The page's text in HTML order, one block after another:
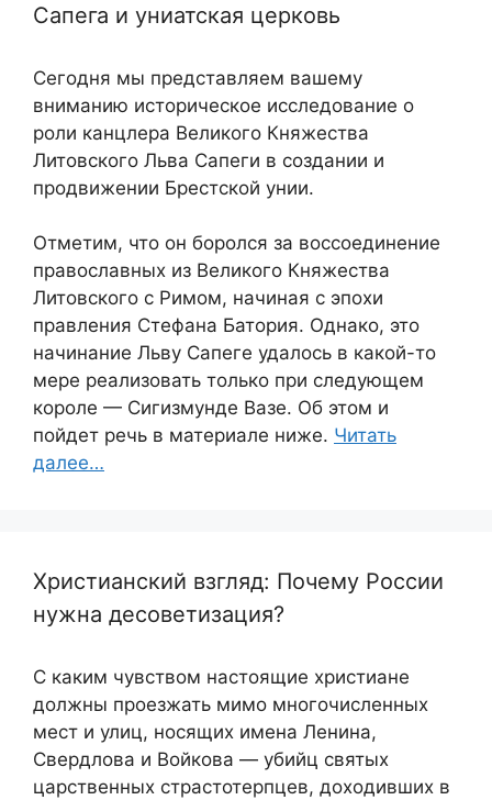
Сапега и униатская церковь
Сегодня мы представляем вашему
вниманию историческое исследование о
роли канцлера Великого Княжества
Литовского Льва Сапеги в создании и
продвижении Брестской унии.
Отметим, что он боролся за воссоединение
православных из Великого Княжества
Литовского с Римом, начиная с эпохи
правления Стефана Батория. Однако, это
начинание Льву Сапеге удалось в какой-то
мере реализовать только при следующем
короле — Сигизмунде Вазе. Об этом и
пойдет речь в материале ниже. Читать
далее…
Христианский взгляд: Почему России
нужна десоветизация?
С каким чувством настоящие христиане
должны проезжать мимо многочисленных
мест и улиц, носящих имена Ленина,
Свердлова и Войкова — убийц святых
царственных страстотерпцев, доходивших в